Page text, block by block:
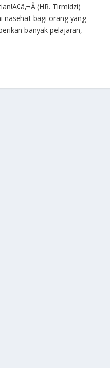
(HR. Tirmidzi)
nasehat bagi orang yang
banyak pelajaran,